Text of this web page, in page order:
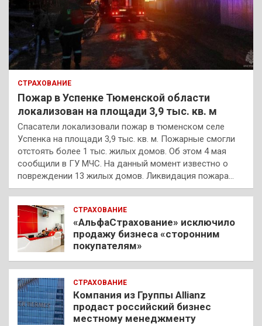
СТРАХОВАНИЕ
Пожар в Успенке Тюменской области
локализован на площади 3,9 тыс. кв. м
Спасатели локализовали пожар в тюменском селе
Успенка на площади 3,9 тыс. кв. м. Пожарные смогли
отстоять более 1 тыс. жилых домов. Об этом 4 мая
сообщили в ГУ МЧС. На данный момент известно о
повреждении 13 жилых домов. Ликвидация пожара…
СТРАХОВАНИЕ
«АльфаСтрахование» исключило
продажу бизнеса «сторонним
покупателям»
СТРАХОВАНИЕ
Компания из Группы Allianz
продаст российский бизнес
местному менеджменту